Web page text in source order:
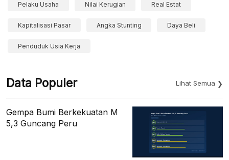
Pelaku Usaha Nilai Kerugian Real Estat
Kapitalisasi Pasar Angka Stunting Daya Beli
Penduduk Usia Kerja
Data Populer Lihat Semua
Gempa Bumi Berkekuatan M
5,3 Guncang Peru